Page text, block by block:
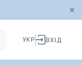
УКР ВХІД